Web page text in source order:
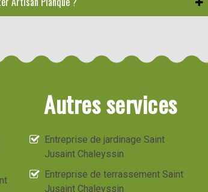
Autres services
Entreprise de jardinage Saint
Jusaint Chaleyssin
Entreprise de terrassement Saint
Jusaint Chaleyssin